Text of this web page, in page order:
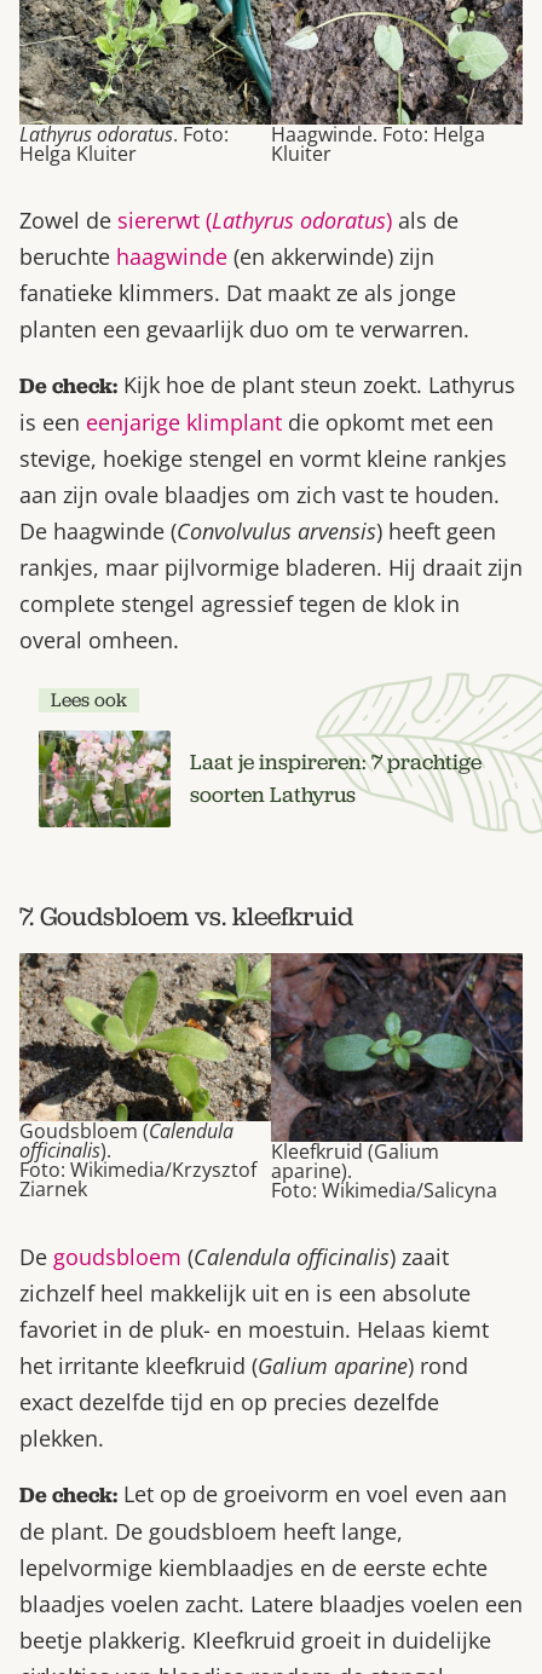
Lathyrus odoratus. Foto:
Helga Kluiter
Haagwinde. Foto: Helga
Kluiter
Zowel de siererwt (Lathyrus odoratus) als de
beruchte haagwinde (en akkerwinde) zijn
fanatieke klimmers. Dat maakt ze als jonge
planten een gevaarlijk duo om te verwarren.
De check: Kijk hoe de plant steun zoekt. Lathyrus
is een eenjarige klimplant die opkomt met een
stevige, hoekige stengel en vormt kleine rankjes
aan zijn ovale blaadjes om zich vast te houden.
De haagwinde (Convolvulus arvensis) heeft geen
rankjes, maar pijlvormige bladeren. Hij draait zijn
complete stengel agressief tegen de klok in
overal omheen.
Lees ook
Laat je inspireren: 7 prachtige
soorten Lathyrus
7. Goudsbloem vs. kleefkruid
Goudsbloem (Calendula
officinalis).
Foto: Wikimedia/Krzysztof
Ziarnek
Kleefkruid (Galium
aparine).
Foto: Wikimedia/Salicyna
De goudsbloem (Calendula officinalis) zaait
zichzelf heel makkelijk uit en is een absolute
favoriet in de pluk- en moestuin. Helaas kiemt
het irritante kleefkruid (Galium aparine) rond
exact dezelfde tijd en op precies dezelfde
plekken.
De check: Let op de groeivorm en voel even aan
de plant. De goudsbloem heeft lange,
lepelvormige kiemblaadjes en de eerste echte
blaadjes voelen zacht. Latere blaadjes voelen een
beetje plakkerig. Kleefkruid groeit in duidelijke